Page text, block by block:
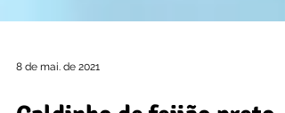
8 de mai. de 2021